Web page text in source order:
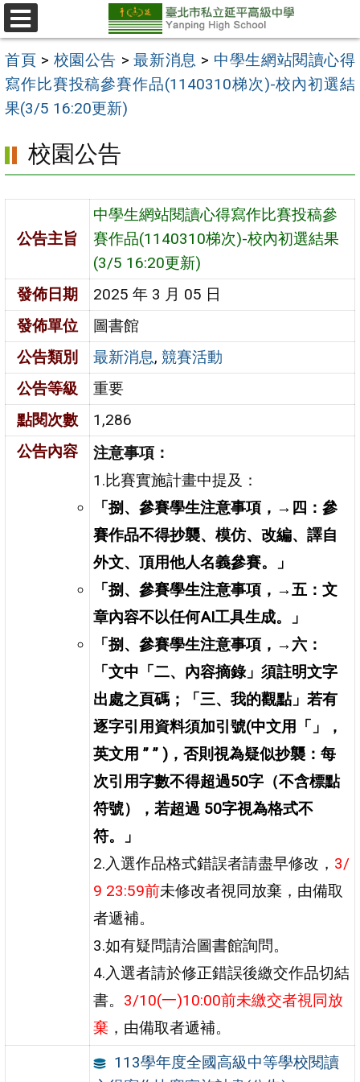
跳
至
主
要
內
選
單
首頁 > 校園公告 >最新消息 > 中學生網站閱讀心得
寫作比賽投稿參賽作品(1140310梯次)-校內初選結
果(3/5 16:20更新)
校園公告
公告主旨
中學生網站閱讀心得寫作比賽投稿參
賽作品(1140310梯次)-校內初選結果
(3/5 16:20更新)
發佈日期
2025 年 3 月 05 日
發佈單位
圖書館
公告類別
最新消息,競賽活動
公告等級
重要
點閱次數
1,286
公告內容
注意事項：
1.比賽實施計畫中提及：
「捌、參賽學生注意事項，→四：參
賽作品不得抄襲、模仿、改編、譯自
外文、頂用他人名義參賽。」
「捌、參賽學生注意事項，→五：文
章內容不以任何AI工具生成。」
「捌、參賽學生注意事項，→六：
「文中「二、內容摘錄」須註明文字
出處之頁碼；「三、我的觀點」若有
逐字引用資料須加引號(中文用「」，
英文用 ” ” )，否則視為疑似抄襲：每
次引用字數不得超過50字（不含標點
符號），若超過 50字視為格式不
符。」
2.入選作品格式錯誤者請盡早修改， 3/
9 23:59前未修改者視同放棄，由備取
者遞補。
3.如有疑問請洽圖書館詢問。
4.入選者請於修正錯誤後繳交作品切結
書。 3/10(一)10:00前未繳交者視同放
棄 ，由備取者遞補。
113學年度全國高級中等學校閱讀